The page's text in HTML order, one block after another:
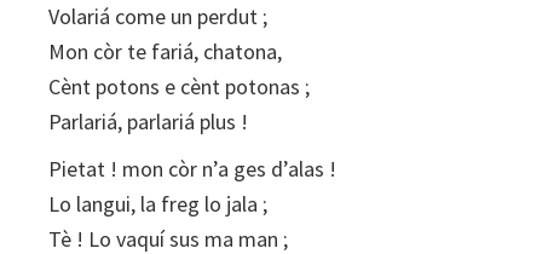
Volariá come un perdut ;
Mon còr te fariá, chatona,
Cènt potons e cènt potonas ;
Parlariá, parlariá plus !
Pietat ! mon còr n’a ges d’alas !
Lo langui, la freg lo jala ;
Tè ! Lo vaquí sus ma man ;